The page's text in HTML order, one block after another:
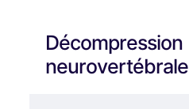
Décompression
neurovertébrale